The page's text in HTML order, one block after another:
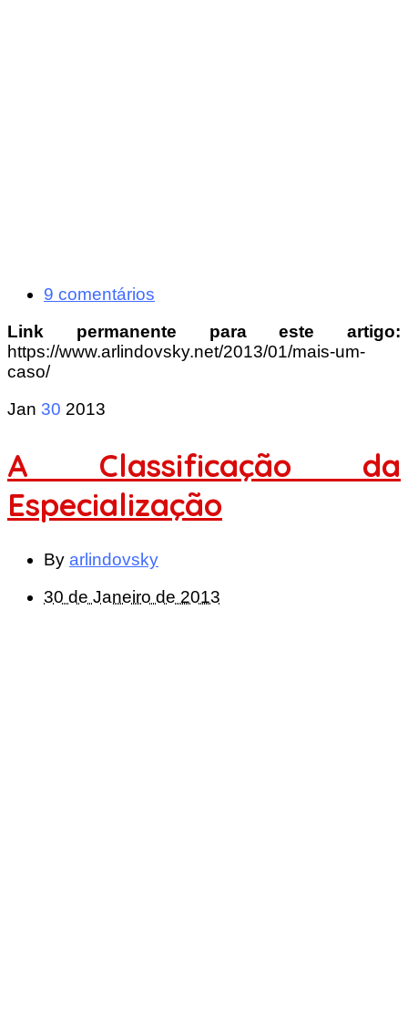
9 comentários
Link permanente para este artigo:
https://www.arlindovsky.net/2013/01/mais-um-
caso/
Jan 30 2013
A Classificação da
Especialização
By arlindovsky
30 de Janeiro de 2013